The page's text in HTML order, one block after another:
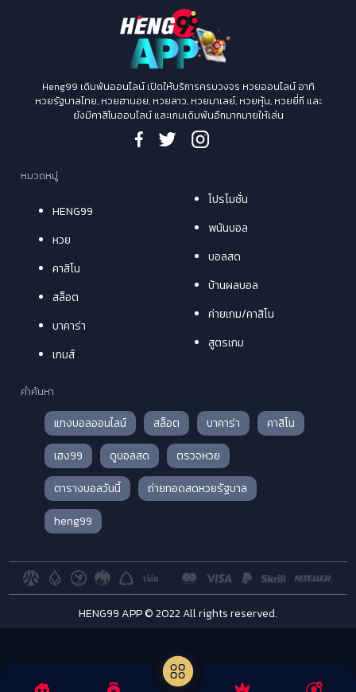
Heng99 เดิมพันออนไลน์ เปิดให้บริการครบวงจร หวยออนไลน์ อาทิ
หวยรัฐบาลไทย, หวยฮานอย, หวยลาว, หวยมาเลย์, หวยหุ้น, หวยยี่กี และ
ยังมีคาสิโนออนไลน์ และเกมเดิมพันอีกมากมายให้เล่น
หมวดหมู่
HENG99
หวย
คาสิโน
สล็อต
บาคาร่า
เกมส์
โปรโมชั่น
พนันบอล
บอลสด
บ้านผลบอล
ค่ายเกม/คาสิโน
สูตรเกม
คำค้นหา
แทงบอลออนไลน์ สล็อต บาคาร่า
คาสิโน
เฮง99
ดูบอลสด
ตรวจหวย
ตารางบอลวันนี้
ถ่ายทอดสดหวยรัฐบาล
heng99
HENG99 APP © 2022 All rights reserved.